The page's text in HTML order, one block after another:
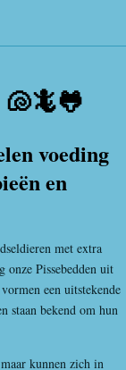
🐚🦎🐸
voeding
en
met extra
onze Pissebedden uit
een uitstekende
staan bekend om hun
kunnen zich in